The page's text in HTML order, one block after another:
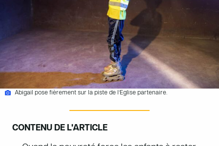
Abigail pose fièrement sur la piste de l’Eglise partenaire.
CONTENU DE L'ARTICLE